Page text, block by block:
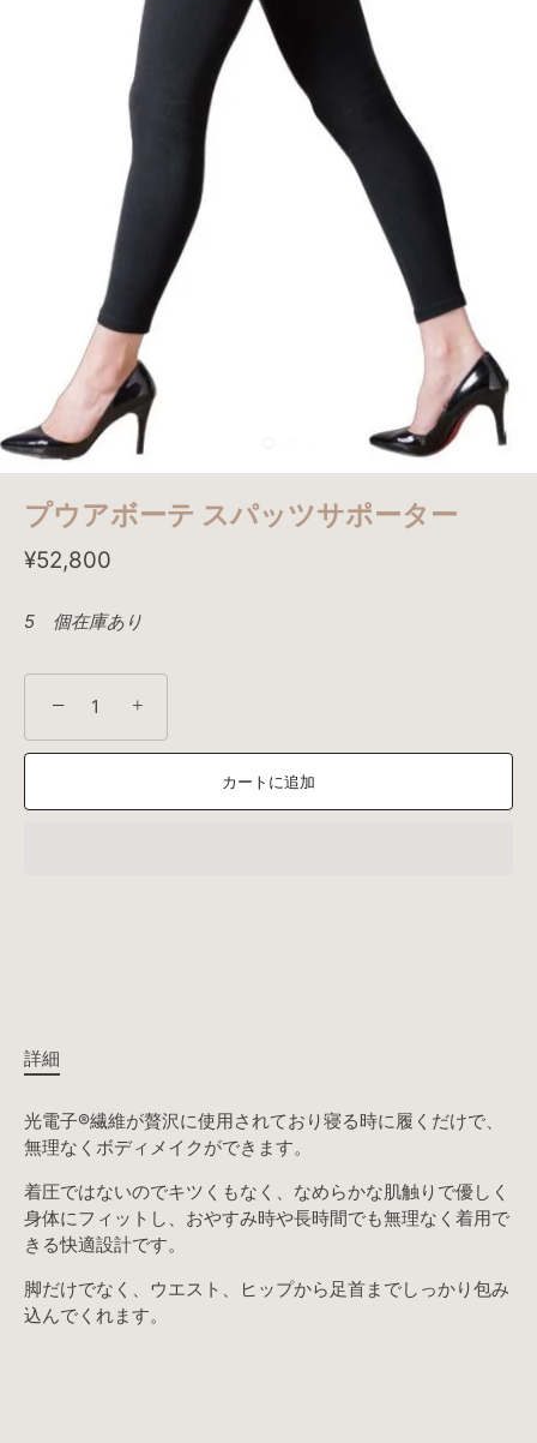
プウアボーテ スパッツサポーター
¥52,800
5 個在庫あり
− +
カートに追加
詳細
光電子®繊維が贅沢に使用されており寝る時に履くだけで、
無理なくボディメイクができます。
着圧ではないのでキツくもなく、なめらかな肌触りで優しく
身体にフィットし、おやすみ時や長時間でも無理なく着用で
きる快適設計です。
脚だけでなく、ウエスト、ヒップから足首までしっかり包み
込んでくれます。